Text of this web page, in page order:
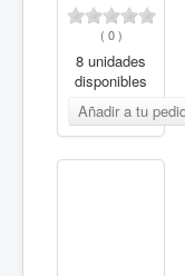
( 0)
8 unidades
disponibles